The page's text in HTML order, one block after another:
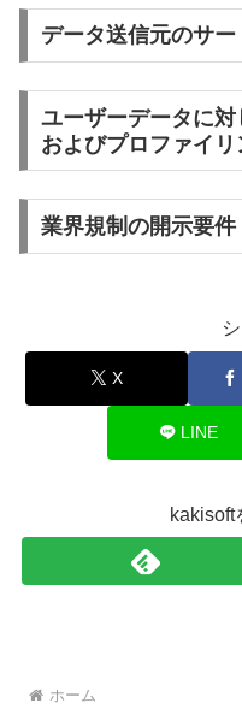
データ送信元のサー
ユーザーデータに
およびプロファイリ
業界規制の開示要件
X
LINE
kakisoft
ホーム